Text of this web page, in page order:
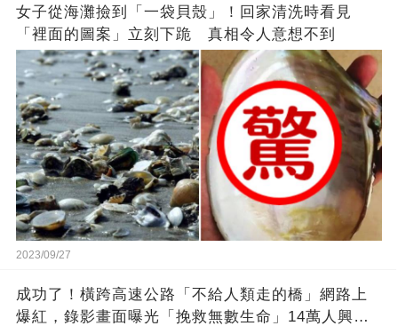
女子從海灘撿到「一袋貝殼」！回家清洗時看見
「裡面的圖案」立刻下跪 真相令人意想不到
2023/09/27
成功了！橫跨高速公路「不給人類走的橋」網路上
爆紅，錄影畫面曝光「挽救無數生命」14萬人興奮